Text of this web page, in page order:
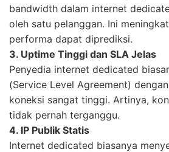
bandwidth dalam internet
oleh satu pelanggan. Ini
performa dapat diprediksi.
3. Uptime Tinggi dan SLA Jelas
Penyedia internet dedicated
(Service Level Agreement)
koneksi sangat tinggi. Artinya,
tidak pernah terganggu.
4. IP Publik Statis
Internet dedicated biasanya